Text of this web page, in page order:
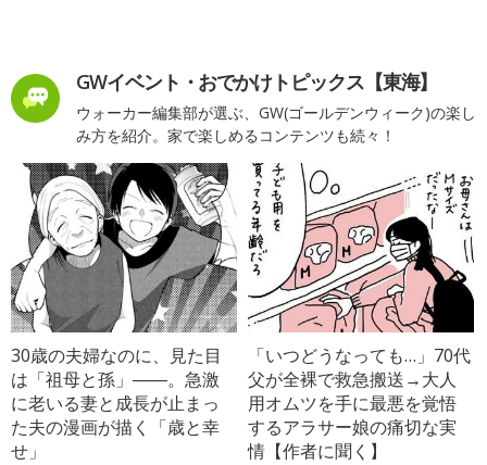
GWイベント・おでかけトピックス【東海】
ウォーカー編集部が選ぶ、GW(ゴールデンウィーク)の楽し
み方を紹介。家で楽しめるコンテンツも続々！
30歳の夫婦なのに、見た目
は「祖母と孫」――。急激
に老いる妻と成長が止まっ
た夫の漫画が描く「歳と幸
せ」
「いつどうなっても…」70代
父が全裸で救急搬送→大人
用オムツを手に最悪を覚悟
するアラサー娘の痛切な実
情【作者に聞く】